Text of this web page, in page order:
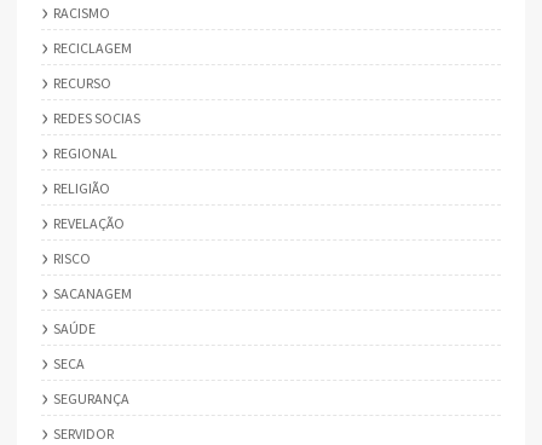
RACISMO
RECICLAGEM
RECURSO
REDES SOCIAS
REGIONAL
RELIGIÃO
REVELAÇÃO
RISCO
SACANAGEM
SAÚDE
SECA
SEGURANÇA
SERVIDOR